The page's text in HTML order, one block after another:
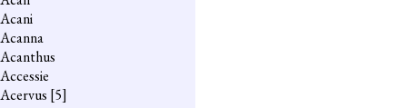
Acani
Acanna
Acanthus
Accessie
Acervus [5]